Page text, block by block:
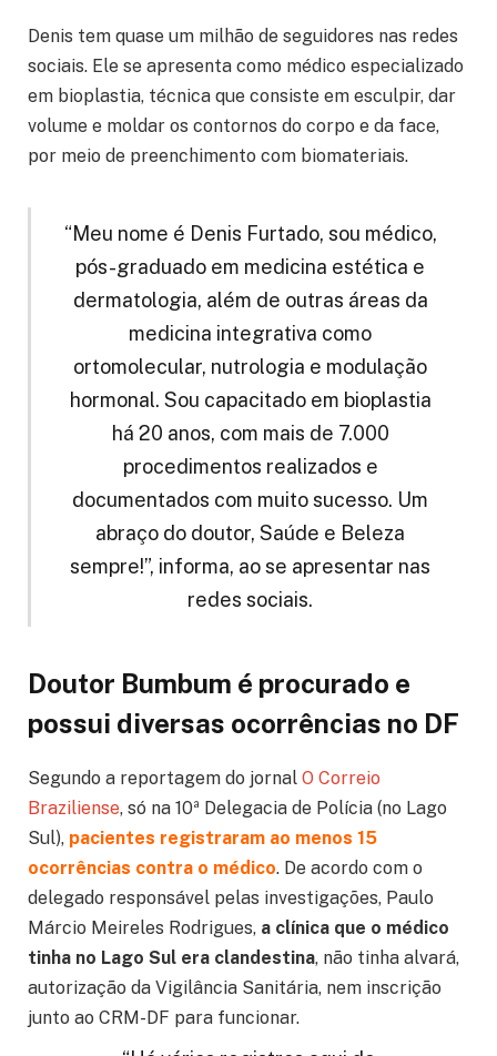
Denis tem quase um milhão de seguidores nas redes
sociais. Ele se apresenta como médico especializado
em bioplastia, técnica que consiste em esculpir, dar
volume e moldar os contornos do corpo e da face,
por meio de preenchimento com biomateriais.
“Meu nome é Denis Furtado, sou médico,
pós-graduado em medicina estética e
dermatologia, além de outras áreas da
medicina integrativa como
ortomolecular, nutrologia e modulação
hormonal. Sou capacitado em bioplastia
há 20 anos, com mais de 7.000
procedimentos realizados e
documentados com muito sucesso. Um
abraço do doutor, Saúde e Beleza
sempre!”, informa, ao se apresentar nas
redes sociais.
Doutor Bumbum é procurado e
possui diversas ocorrências no DF
Segundo a reportagem do jornal O Correio
Braziliense, só na 10ª Delegacia de Polícia (no Lago
Sul), pacientes registraram ao menos 15
ocorrências contra o médico. De acordo com o
delegado responsável pelas investigações, Paulo
Márcio Meireles Rodrigues, a clínica que o médico
tinha no Lago Sul era clandestina, não tinha alvará,
autorização da Vigilância Sanitária, nem inscrição
junto ao CRM-DF para funcionar.